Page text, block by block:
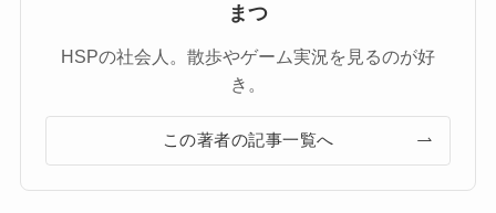
まつ
HSPの社会人。散歩やゲーム実況を見るのが好
き。
この著者の記事一覧へ